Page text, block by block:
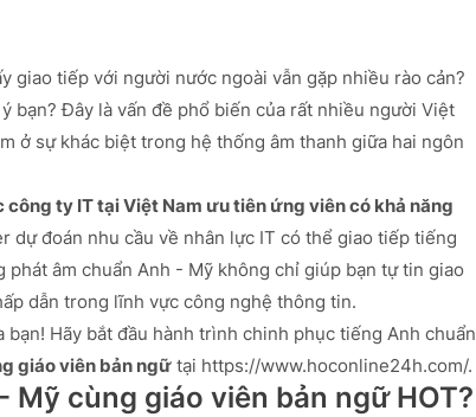
giao tiếp với người nước ngoài vẫn gặp nhiều rào cản?
bạn? Đây là vấn đề phổ biến của rất nhiều người Việt
ở sự khác biệt trong hệ thống âm thanh giữa hai ngôn
công ty IT tại Việt Nam ưu tiên ứng viên có khả năng
dự đoán nhu cầu về nhân lực IT có thể giao tiếp tiếng
phát âm chuẩn Anh - Mỹ không chỉ giúp bạn tự tin giao
dẫn trong lĩnh vực công nghệ thông tin.
Hãy bắt đầu hành trình chinh phục tiếng Anh chuẩn
giáo viên bản ngữ tại https://www.hoconline24h.com/.
Mỹ cùng giáo viên bản ngữ HOT?